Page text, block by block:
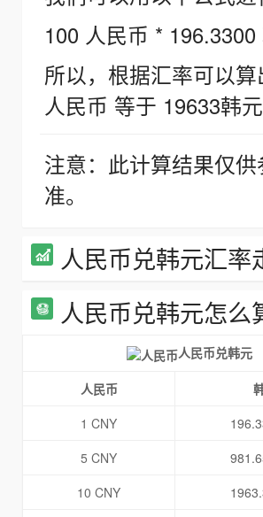
100 人民币 *
所以，根据汇率可以
人民币 等于 19633韩
注意：此计算结果仅
准。
人民币兑韩元汇率
人民币兑韩元怎么
人民币兑韩元
人民币
1 CNY
5 CNY
10 CNY